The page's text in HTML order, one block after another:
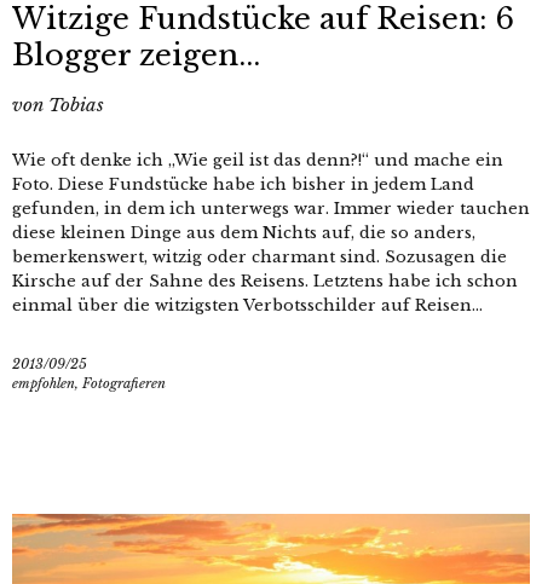
Witzige Fundstücke auf Reisen: 6
Blogger zeigen...
von Tobias
Wie oft denke ich „Wie geil ist das denn?!“ und mache ein
Foto. Diese Fundstücke habe ich bisher in jedem Land
gefunden, in dem ich unterwegs war. Immer wieder tauchen
diese kleinen Dinge aus dem Nichts auf, die so anders,
bemerkenswert, witzig oder charmant sind. Sozusagen die
Kirsche auf der Sahne des Reisens. Letztens habe ich schon
einmal über die witzigsten Verbotsschilder auf Reisen...
2013/09/25
empfohlen, Fotografieren